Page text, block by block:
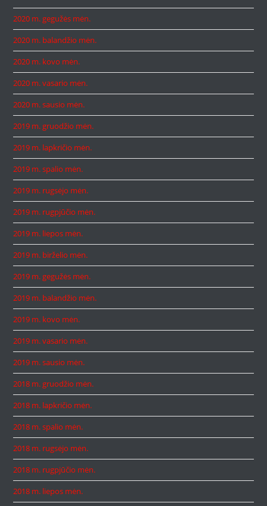
2020 m. gegužės mėn.
2020 m. balandžio mėn.
2020 m. kovo mėn.
2020 m. vasario mėn.
2020 m. sausio mėn.
2019 m. gruodžio mėn.
2019 m. lapkričio mėn.
2019 m. spalio mėn.
2019 m. rugsėjo mėn.
2019 m. rugpjūčio mėn.
2019 m. liepos mėn.
2019 m. birželio mėn.
2019 m. gegužės mėn.
2019 m. balandžio mėn.
2019 m. kovo mėn.
2019 m. vasario mėn.
2019 m. sausio mėn.
2018 m. gruodžio mėn.
2018 m. lapkričio mėn.
2018 m. spalio mėn.
2018 m. rugsėjo mėn.
2018 m. rugpjūčio mėn.
2018 m. liepos mėn.